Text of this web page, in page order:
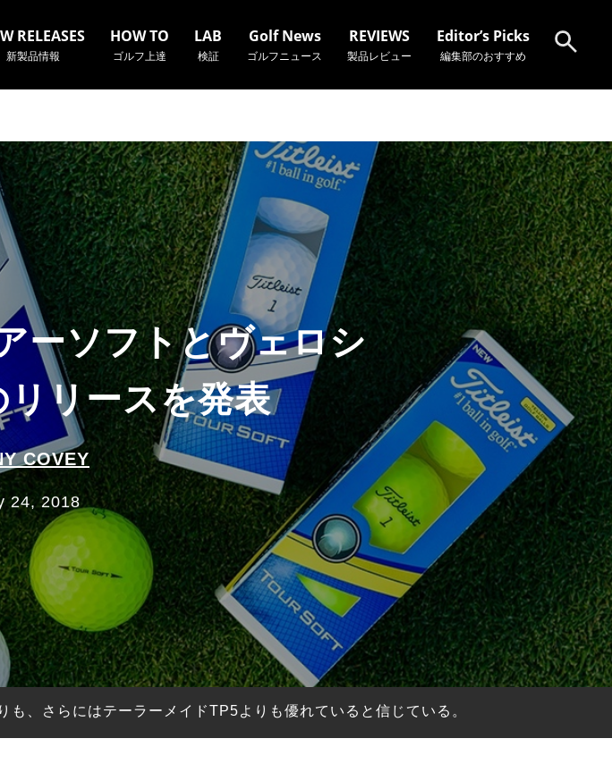
RELEASES
新製品情報
HOW TO
ゴルフ上達
LAB
検証
Golf News
ゴルフニュース
REVIEWS
製品レビュー
Editor’s Picks
編集部のおすすめ
ーソフトとヴェロシ
リースを発表
COVEY
24, 2018
、さらにはテーラーメイドTP5よりも優れていると信じている。
入力してください。